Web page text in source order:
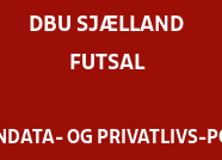
DBU SJÆLLAND
FUTSAL
OG PRIVATLIVS-